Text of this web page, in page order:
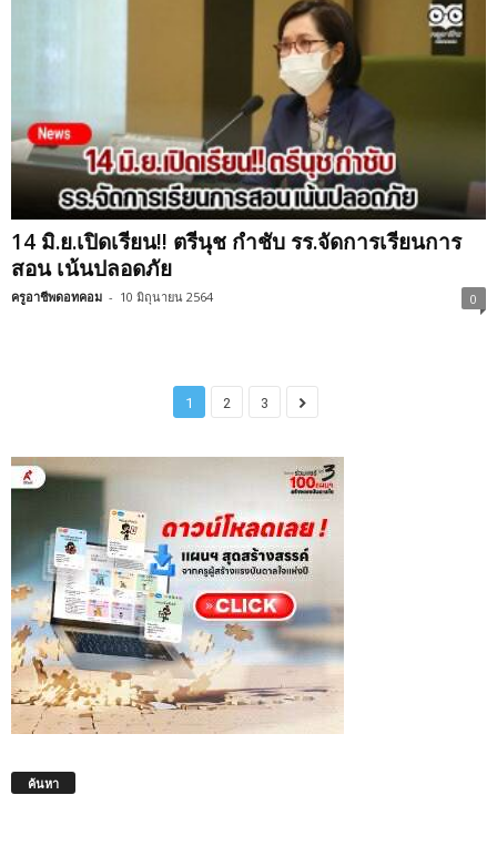
14 มิ.ย.เปิดเรียน!! ตรีนุช กำชับ รร.จัดการเรียนการ
สอน เน้นปลอดภัย
ครูอาชีพดอทคอม - 10 มิถุนายน 2564 0
1 2 3
ค้นหา